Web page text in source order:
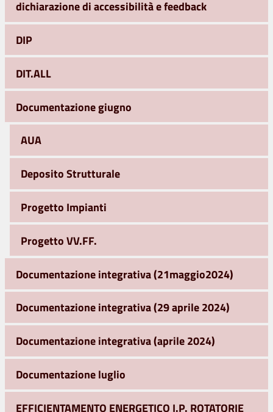
dichiarazione di accessibilità e feedback
DIP
DIT.ALL
Documentazione giugno
AUA
Deposito Strutturale
Progetto Impianti
Progetto VV.FF.
Documentazione integrativa (21maggio2024)
Documentazione integrativa (29 aprile 2024)
Documentazione integrativa (aprile 2024)
Documentazione luglio
EFFICIENTAMENTO ENERGETICO I.P. ROTATORIE